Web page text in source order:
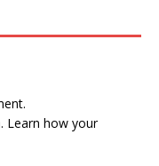
Learn how your